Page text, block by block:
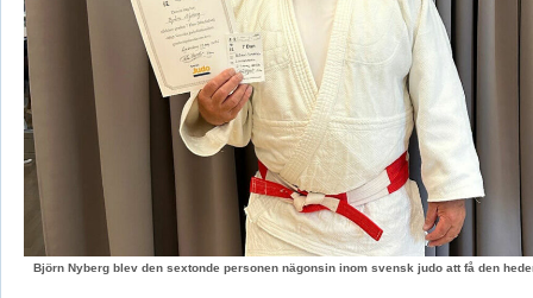
Björn Nyberg blev den sextonde personen nägonsin inom svensk judo att få den